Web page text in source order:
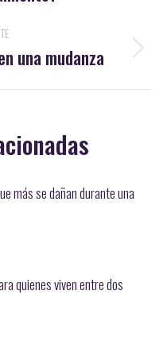
una mudanza
más se dañan durante una
quienes viven entre dos